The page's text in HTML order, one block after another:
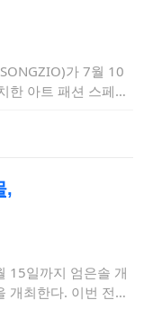
가 7월 10
한 아트 패션 스페이
,
15일까지 엄은솔 개
개최한다. 이번 전시